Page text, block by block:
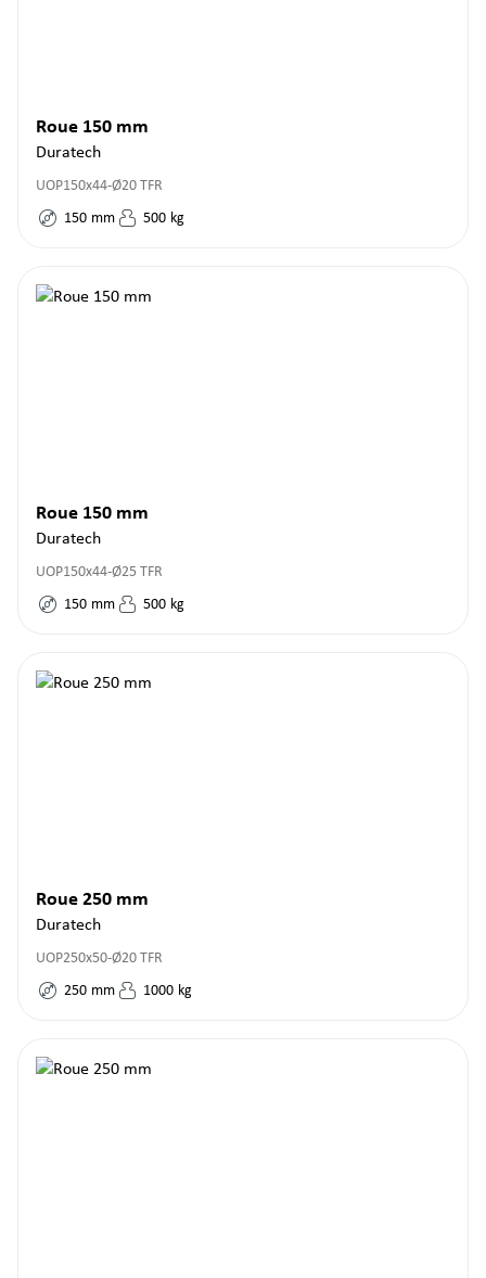
Roue 150 mm
Duratech
UOP150x44-Ø20 TFR
150 mm 500 kg
Roue 150 mm
Duratech
UOP150x44-Ø25 TFR
150 mm 500 kg
Roue 250 mm
Duratech
UOP250x50-Ø20 TFR
250 mm 1000 kg